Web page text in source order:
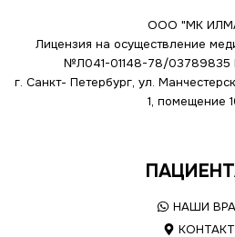
ООО "МК
Лицензия на осуществление
№Л041-01148-78/03789835
г. Санкт- Петербург, ул.
1, помещение
НАШИ